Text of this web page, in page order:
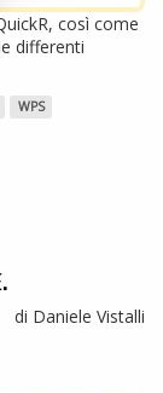
così come
differenti
WPS
di Daniele Vistalli